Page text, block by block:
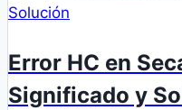
Error HC en
Significado y